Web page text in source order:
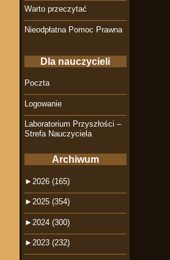
Warto przeczytać
Nieodpłatna Pomoc Prawna
Dla nauczycieli
Poczta
Logowanie
Laboratorium Przyszłości –
Strefa Nauczyciela
Archiwum
► 2026 (165)
► 2025 (354)
► 2024 (300)
► 2023 (232)